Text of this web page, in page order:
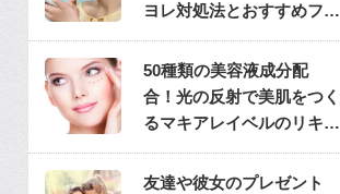
ヨレ対処法とおすすめファ
ンデ
50種類の美容液成分配
合！光の反射で美肌をつく
るマキアレイベルのリキッ
ドファンデ
友達や彼女のプレゼント